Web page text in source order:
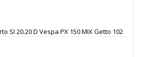
SI 20.20 D Vespa PX 150 MIX Getto 102